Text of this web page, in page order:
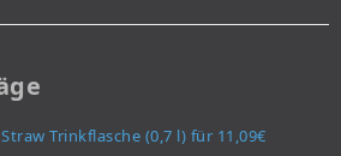
Trinkflasche (0,7 l) für 11,09€